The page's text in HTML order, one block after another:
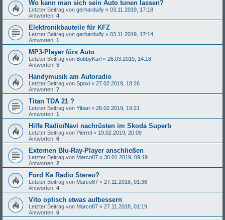
Wo kann man sich sein Auto tunen lassen?
Letzter Beitrag von gerharduify « 03.11.2019, 17:18
Antworten: 4
Elektronikbauteile für KFZ
Letzter Beitrag von gerharduify « 03.11.2019, 17:14
Antworten: 1
MP3-Player fürs Auto
Letzter Beitrag von BobbyKarl « 26.03.2019, 14:18
Antworten: 5
Handymusik am Autoradio
Letzter Beitrag von Spoxi « 27.02.2019, 18:26
Antworten: 7
Titan TDA 21 ?
Letzter Beitrag von Yiban « 26.02.2019, 19:21
Antworten: 1
Hilfe Radio/Navi nachrüsten im Skoda Superb
Letzter Beitrag von Pierrel « 19.02.2019, 20:09
Antworten: 6
Externen Blu-Ray-Player anschließen
Letzter Beitrag von Marco87 « 30.01.2019, 09:19
Antworten: 2
Ford Ka Radio Stereo?
Letzter Beitrag von Marco87 « 27.11.2018, 01:36
Antworten: 4
Vito optisch etwas aufbessern
Letzter Beitrag von Marco87 « 27.11.2018, 01:19
Antworten: 6